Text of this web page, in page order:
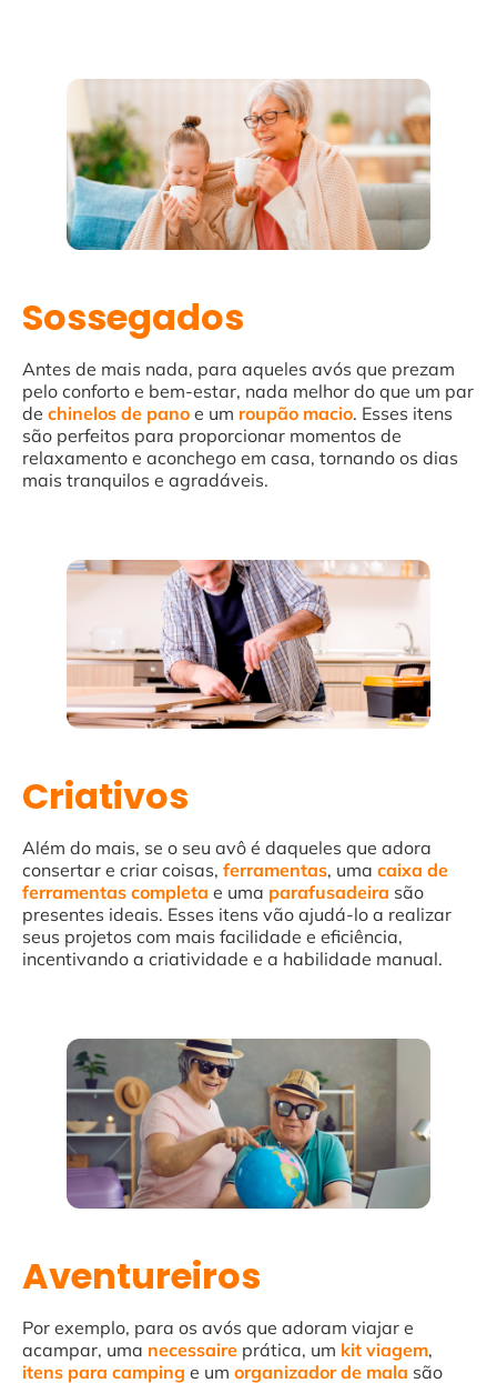
Sossegados
Antes de mais nada, para aqueles avós que prezam
pelo conforto e bem-estar, nada melhor do que um par
de chinelos de pano e um roupão macio. Esses itens
são perfeitos para proporcionar momentos de
relaxamento e aconchego em casa, tornando os dias
mais tranquilos e agradáveis.
Criativos
Além do mais, se o seu avô é daqueles que adora
consertar e criar coisas, ferramentas, uma caixa de
ferramentas completa e uma parafusadeira são
presentes ideais. Esses itens vão ajudá-lo a realizar
seus projetos com mais facilidade e eficiência,
incentivando a criatividade e a habilidade manual.
Aventureiros
Por exemplo, para os avós que adoram viajar e
acampar, uma necessaire prática, um kit viagem,
itens para camping e um organizador de mala são